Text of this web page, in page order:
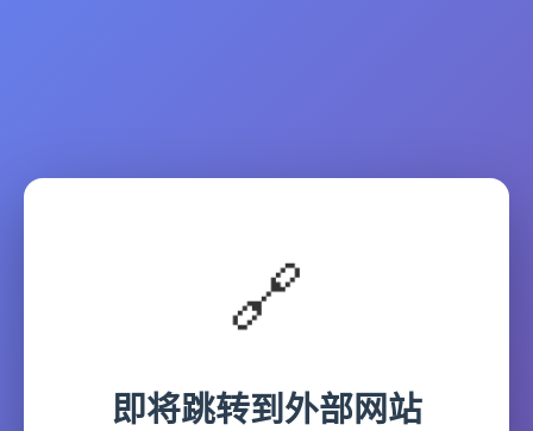
🔗
即将跳转到外部网站